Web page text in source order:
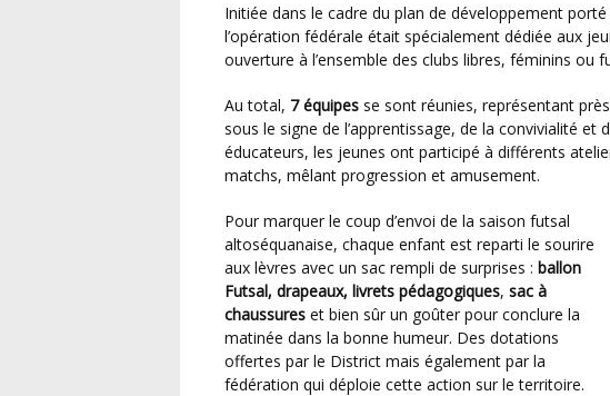
Initiée dans le cadre du plan de développement porté par la Fédération Française de Football,
l’opération fédérale était spécialement dédiée aux
ouverture à l’ensemble des clubs libres, féminins ou
Au total, 7 équipes se sont réunies, représentant
sous le signe de l’apprentissage, de la convivialité et
éducateurs, les jeunes ont participé à différents
matchs, mêlant progression et amusement.
Pour marquer le coup d’envoi de la saison futsal
altoséquanaise, chaque enfant est reparti le sourire
aux lèvres avec un sac rempli de surprises : ballon
Futsal, drapeaux, livrets pédagogiques, sac à
chaussures et bien sûr un goûter pour conclure la
matinée dans la bonne humeur. Des dotations
offertes par le District mais également par la
fédération qui déploie cette action sur le territoire.